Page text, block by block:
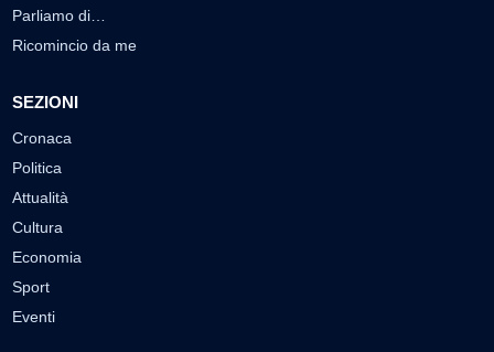
Parliamo di…
Ricomincio da me
SEZIONI
Cronaca
Politica
Attualità
Cultura
Economia
Sport
Eventi